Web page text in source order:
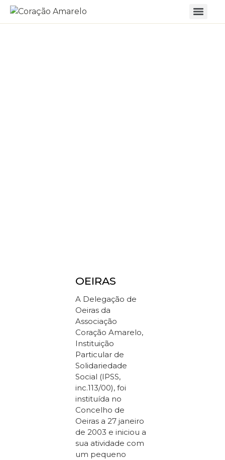
OEIRAS
A Delegação de
Oeiras da
Associação
Coração Amarelo,
Instituição
Particular de
Solidariedade
Social (IPSS,
inc.113/00), foi
instituída no
Concelho de
Oeiras a 27 janeiro
de 2003 e iniciou a
sua atividade com
um pequeno